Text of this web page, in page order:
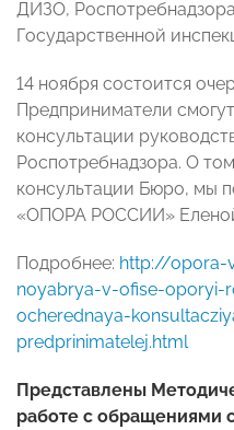
ДИЗО,
Государственной
14 ноября состоится
Предприниматели
консультации
Роспотребнадзора. О
консультации Бюро, мы
«ОПОРА РОССИИ»
Подробнее: http://opora-
noyabrya-v-ofise-oporyi-
ocherednaya-
predprinimatelej.html
Представлены
работе с обращениями